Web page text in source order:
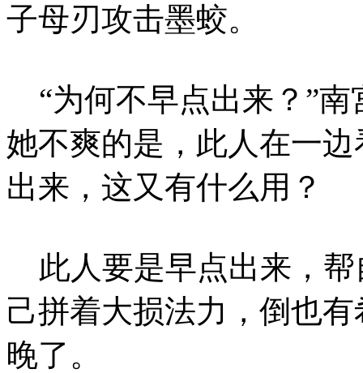
子母刃攻击墨蛟。
“为何不早点出来？”南
她不爽的是，此人在一
出来，这又有什么用？
此人要是早点出来，帮
己拼着大损法力，倒也
晚了。